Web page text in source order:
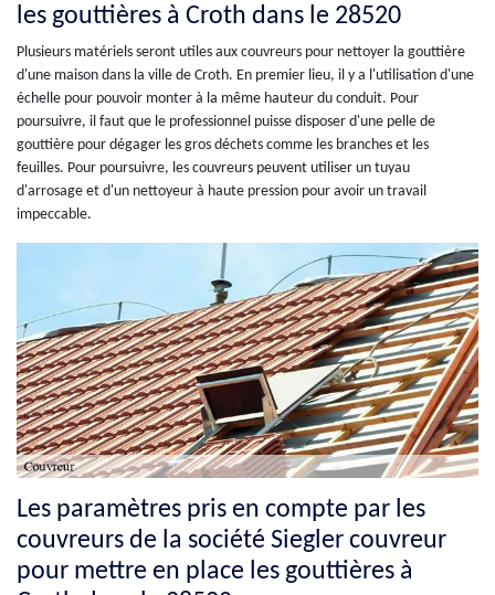
les gouttières à Croth dans le 28520
Plusieurs matériels seront utiles aux couvreurs pour nettoyer la gouttière
d'une maison dans la ville de Croth. En premier lieu, il y a l'utilisation d'une
échelle pour pouvoir monter à la même hauteur du conduit. Pour
poursuivre, il faut que le professionnel puisse disposer d'une pelle de
gouttière pour dégager les gros déchets comme les branches et les
feuilles. Pour poursuivre, les couvreurs peuvent utiliser un tuyau
d'arrosage et d'un nettoyeur à haute pression pour avoir un travail
impeccable.
Les paramètres pris en compte par les
couvreurs de la société Siegler couvreur
pour mettre en place les gouttières à